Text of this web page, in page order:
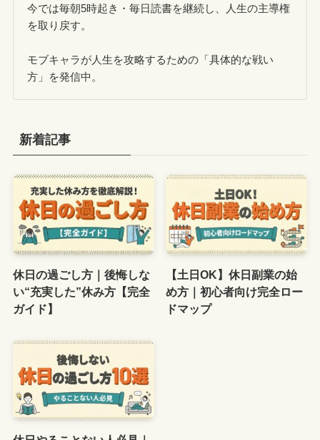
今では毎朝5時起き・毎日読書を継続し、人生の主導権
を取り戻す。
モブキャラが人生を攻略するための「具体的な戦い
方」を発信中。
新着記事
休日の過ごし方｜後悔しな
い“充実した”休み方【完全
ガイド】
【土日OK】休日副業の始
め方｜初心者向け完全ロー
ドマップ